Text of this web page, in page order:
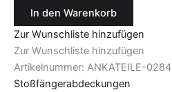
In den Warenkorb
Zur Wunschliste hinzufügen
Zur Wunschliste hinzufügen
Artikelnummer: ANKATEILE-0284
Stoßfängerabdeckungen